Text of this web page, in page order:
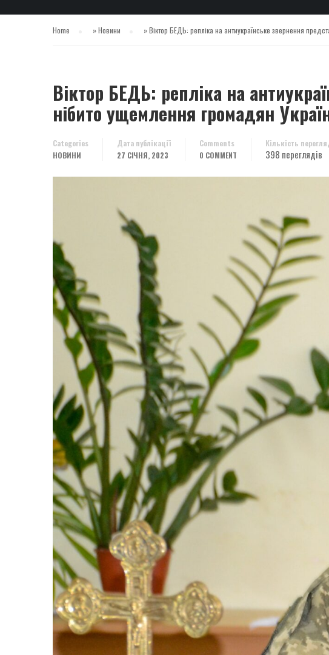
Home »Новини »Віктор БЕДЬ: репліка на антиукраїнське звернення
Віктор БЕДЬ: репліка на
нібито ущемлення громадян
Categories
НОВИНИ
Дата публікації
27 СІЧНЯ, 2023
Comments
0 COMMENT
Кількість
398 переглядів